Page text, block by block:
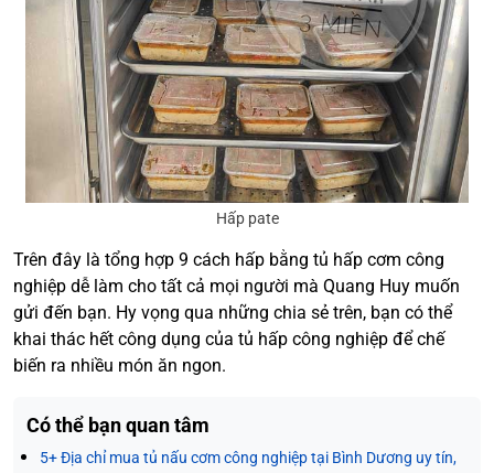
Hấp pate
Trên đây là tổng hợp 9 cách hấp bằng tủ hấp cơm công
nghiệp dễ làm cho tất cả mọi người mà Quang Huy muốn
gửi đến bạn. Hy vọng qua những chia sẻ trên, bạn có thể
khai thác hết công dụng của tủ hấp công nghiệp để chế
biến ra nhiều món ăn ngon.
Có thể bạn quan tâm
5+ Địa chỉ mua tủ nấu cơm công nghiệp tại Bình Dương uy tín,